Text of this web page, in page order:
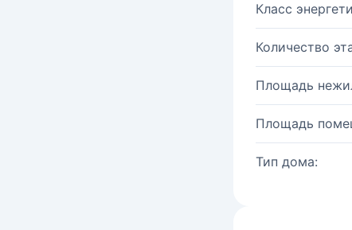
Класс
Количество
Площадь
Площадь
Тип дома: